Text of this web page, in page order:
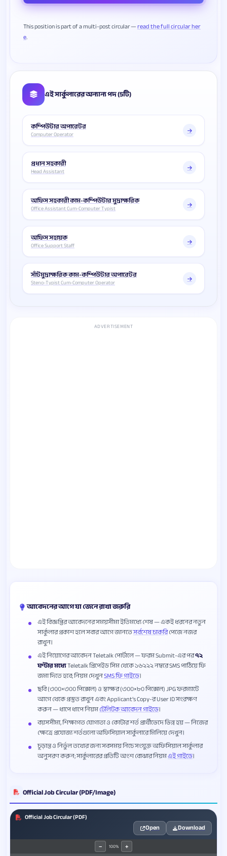
This position is part of a multi-post circular —read the full circular her
e
এই সার্কুলারের অন্যান্য পদ (5টি)
কম্পিউটার অপারেটর
Computer Operator
প্রধান সহকারী
Head Assistant
অফিস সহকারী কাম-কম্পিউটার মুদ্রাক্ষরিক
Office Assistant Cum-Computer Typist
অফিস সহায়ক
Office Support Staff
সাঁটমুদ্রাক্ষরিক কাম-কম্পিউটার অপারেটর
Steno-Typist Cum-Computer Operator
ADVERTISEMENT
আবেদনের আগে যা জেনে রাখা জরুরি
এই বিজ্ঞপ্তির আবেদনের সময়সীমা ইতিমধ্যে শেষ — একই ধরনের নতুন
সার্কুলার প্রকাশ হলে সবার আগে জানতেসর্বশেষ চাকরিপেজে নজর
রাখুন।
এই নিয়োগের আবেদন Teletalk পোর্টালে — ফরম Submit-এর পর৭২
ঘণ্টার মধ্যেTeletalk প্রিপেইড সিম থেকে ১৬২২২ নম্বরে SMS পাঠিয়ে ফি
জমা দিতে হবে; নিয়ম দেখুনSMS ফি গাইডে।
ছবি (৩০০×৩০০ পিক্সেল) ও স্বাক্ষর (৩০০×৮০ পিক্সেল) JPG ফরম্যাটে
আগে থেকে প্রস্তুত রাখুন এবং Applicant’s Copy-র User ID সংরক্ষণ
করুন — ধাপে ধাপে নিয়মটেলিটক আবেদন গাইডে।
বয়সসীমা, শিক্ষাগত যোগ্যতা ও কোটার শর্ত প্রার্থীভেদে ভিন্ন হয় — নিজের
ক্ষেত্রে প্রযোজ্য শর্তগুলো অফিসিয়াল সার্কুলারে মিলিয়ে দেখুন।
চূড়ান্ত ও নির্ভুল তথ্যের জন্য সবসময় নিচে সংযুক্ত অফিসিয়াল সার্কুলার
অনুসরণ করুন; সার্কুলারের প্রতিটি অংশ বোঝার নিয়মএই গাইডে।
Official Job Circular (PDF/Image)
Official Job Circular (PDF)
Open Download
− 100% +